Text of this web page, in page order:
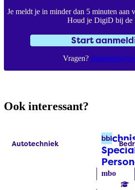
Je meldt je in minder dan 5 minuten aan
Houd je DigiD bij de
Start
Vragen?
Ook interessant?
mbo
bbl
Labels:
Autotechniek